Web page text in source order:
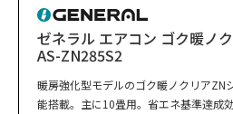
ゼネラル エアコン ゴク暖ノ
AS-ZN285S2
暖房強化型モデルのゴク暖ノクリアZN
能搭載。主に10畳用。省エネ基準達成